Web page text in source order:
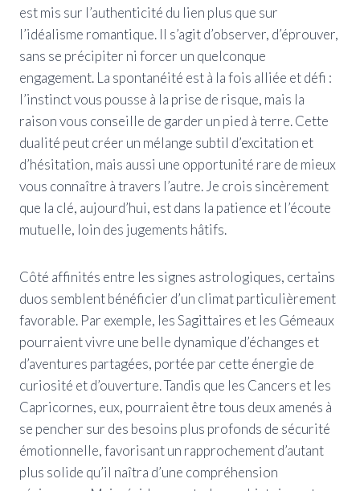
est mis sur l’authenticité du lien plus que sur
l’idéalisme romantique. Il s’agit d’observer, d’éprouver,
sans se précipiter ni forcer un quelconque
engagement. La spontanéité est à la fois alliée et défi :
l’instinct vous pousse à la prise de risque, mais la
raison vous conseille de garder un pied à terre. Cette
dualité peut créer un mélange subtil d’excitation et
d’hésitation, mais aussi une opportunité rare de mieux
vous connaître à travers l’autre. Je crois sincèrement
que la clé, aujourd’hui, est dans la patience et l’écoute
mutuelle, loin des jugements hâtifs.
Côté affinités entre les signes astrologiques, certains
duos semblent bénéficier d’un climat particulièrement
favorable. Par exemple, les Sagittaires et les Gémeaux
pourraient vivre une belle dynamique d’échanges et
d’aventures partagées, portée par cette énergie de
curiosité et d’ouverture. Tandis que les Cancers et les
Capricornes, eux, pourraient être tous deux amenés à
se pencher sur des besoins plus profonds de sécurité
émotionnelle, favorisant un rapprochement d’autant
plus solide qu’il naîtra d’une compréhension